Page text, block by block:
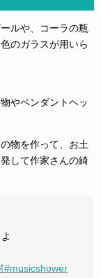
ルや、コーラの瓶
のガラスが用いら
やペンダントヘッ
物を作って、お土
して作家さんの綺
#musicshower